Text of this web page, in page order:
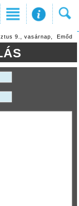
9., vasárnap, Emőd